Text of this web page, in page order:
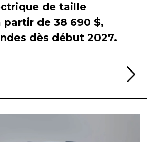
de taille
partir de 38 690 $,
dès début 2027.